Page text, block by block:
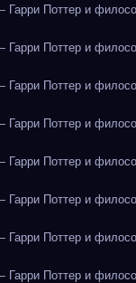
Поттер и
Поттер и
Поттер и
Поттер и
Поттер и
Поттер и
Поттер и
Поттер и